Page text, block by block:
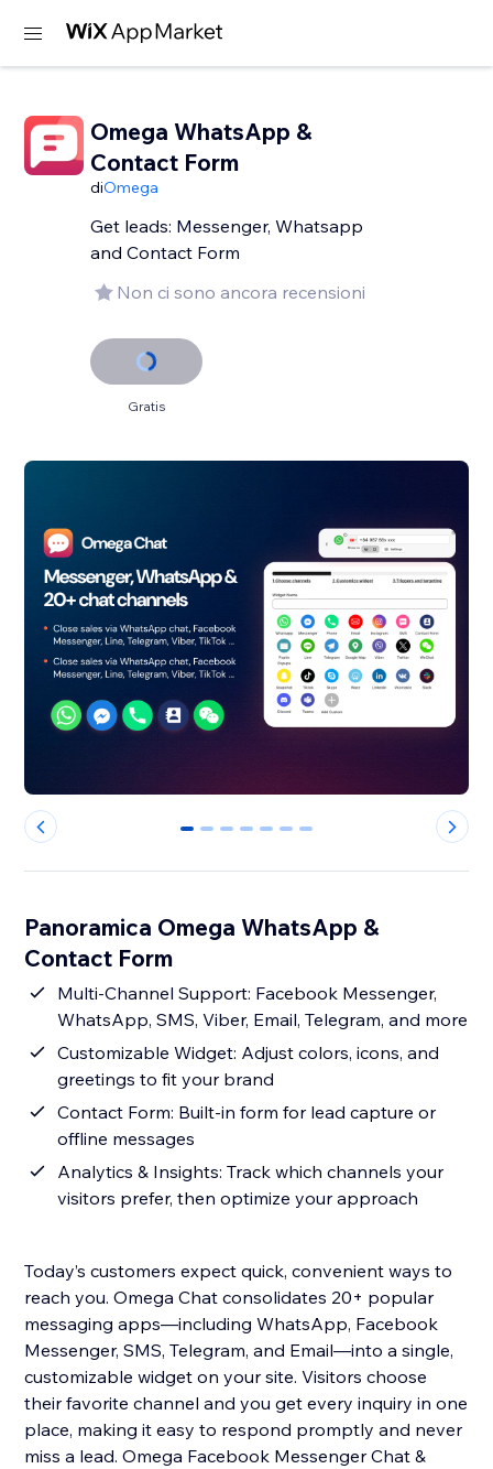
Omega WhatsApp &
Contact Form
diOmega
Get leads: Messenger, Whatsapp
and Contact Form
Non ci sono ancora recensioni
Gratis
0 1 2 3 4 5 6
Panoramica Omega WhatsApp &
Contact Form
Multi-Channel Support: Facebook Messenger,
WhatsApp, SMS, Viber, Email, Telegram, and more
Customizable Widget: Adjust colors, icons, and
greetings to fit your brand
Contact Form: Built-in form for lead capture or
offline messages
Analytics & Insights: Track which channels your
visitors prefer, then optimize your approach
Today’s customers expect quick, convenient ways to
reach you. Omega Chat consolidates 20+ popular
messaging apps—including WhatsApp, Facebook
Messenger, SMS, Telegram, and Email—into a single,
customizable widget on your site. Visitors choose
their favorite channel and you get every inquiry in one
place, making it easy to respond promptly and never
miss a lead. Omega Facebook Messenger Chat &